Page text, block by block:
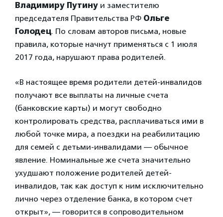
Владимиру Путину и заместителю
председателя Правительства РФ Ольге
Голодец. По словам авторов письма, новые
правила, которые начнут применяться с 1 июля
2017 года, нарушают права родителей.
«В настоящее время родители детей-инвалидов
получают все выплаты на личные счета
(банковские карты) и могут свободно
контролировать средства, расплачиваться ими в
любой точке мира, а поездки на реабилитацию
для семей с детьми-инвалидами — обычное
явление. Номинальные же счета значительно
ухудшают положение родителей детей-
инвалидов, так как доступ к ним исключительно
лично через отделение банка, в котором счет
открыт», — говорится в сопроводительном